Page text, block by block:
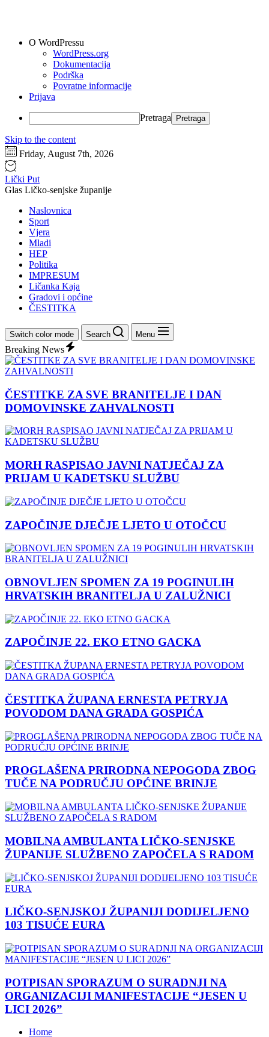
O WordPressu
WordPress.org
Dokumentacija
Podrška
Povratne informacije
Prijava
Pretraga
Skip to the content
Friday, August 7th, 2026
Lički Put
Glas Ličko-senjske županije
Naslovnica
Sport
Vjera
Mladi
HEP
Politika
IMPRESUM
Ličanka Kaja
Gradovi i općine
ČESTITKA
Switch color mode Search Menu
Breaking News
ČESTITKE ZA SVE BRANITELJE I DAN
DOMOVINSKE ZAHVALNOSTI
MORH RASPISAO JAVNI NATJEČAJ ZA
PRIJAM U KADETSKU SLUŽBU
ZAPOČINJE DJEČJE LJETO U OTOČCU
OBNOVLJEN SPOMEN ZA 19 POGINULIH
HRVATSKIH BRANITELJA U ZALUŽNICI
ZAPOČINJE 22. EKO ETNO GACKA
ČESTITKA ŽUPANA ERNESTA PETRYJA
POVODOM DANA GRADA GOSPIĆA
PROGLAŠENA PRIRODNA NEPOGODA ZBOG
TUČE NA PODRUČJU OPĆINE BRINJE
MOBILNA AMBULANTA LIČKO-SENJSKE
ŽUPANIJE SLUŽBENO ZAPOČELA S RADOM
LIČKO-SENJSKOJ ŽUPANIJI DODIJELJENO
103 TISUĆE EURA
POTPISAN SPORAZUM O SURADNJI NA
ORGANIZACIJI MANIFESTACIJE “JESEN U
LICI 2026”
Home